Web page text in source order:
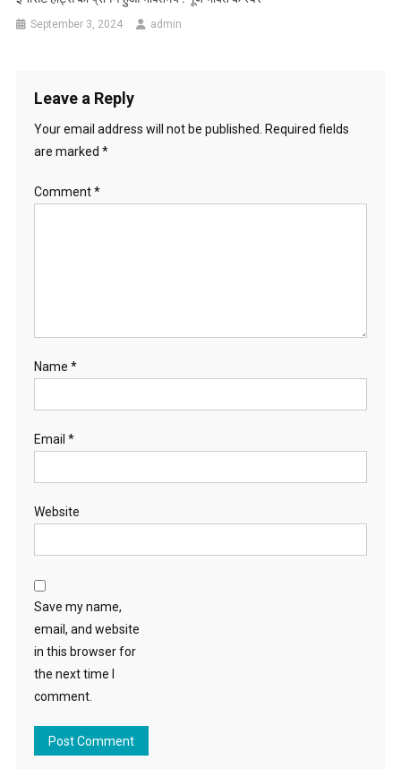
September 3, 2024 admin
Leave a Reply
Your email address will not be published.
Required fields
are marked *
Comment*
Name *
Email *
Website
Save my name,
email, and website
in this browser for
the next time I
comment.